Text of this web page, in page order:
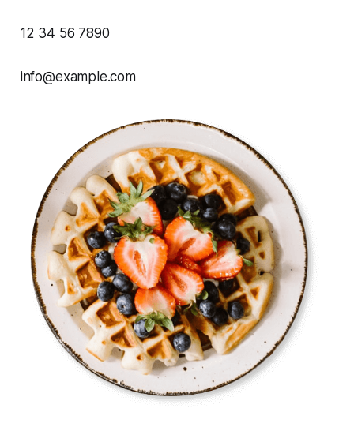
12 34 56 7890​
info@example.com​